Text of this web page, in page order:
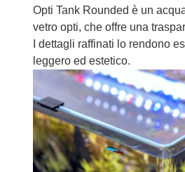
Opti Tank Rounded è un
vetro opti, che offre una
I dettagli raffinati lo rendono
leggero ed estetico.